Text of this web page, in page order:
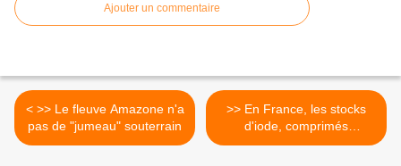
Ajouter un commentaire
< >> Le fleuve Amazone n'a
pas de "jumeau" souterrain
>> En France, les stocks
d'iode, comprimés
distribués lors de